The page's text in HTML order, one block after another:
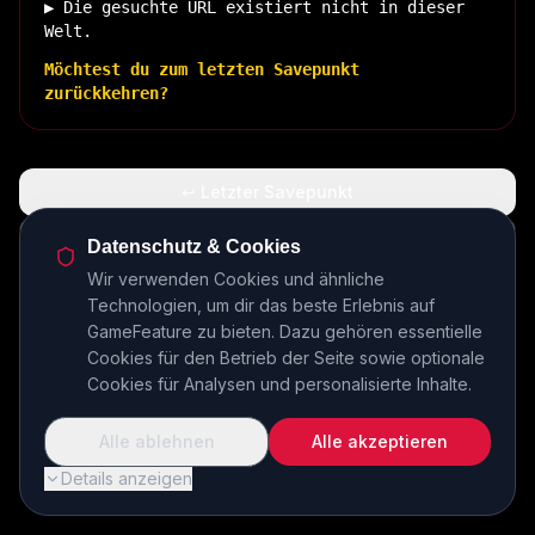
▶ Die gesuchte URL existiert nicht in dieser
Welt.
Möchtest du zum letzten Savepunkt
zurückkehren?
🏠 Zurück zur Basis
INSERT COIN TO CONTINUE...
Datenschutz & Cookies
Wir verwenden Cookies und ähnliche
Technologien, um dir das beste Erlebnis auf
GameFeature zu bieten. Dazu gehören essentielle
Cookies für den Betrieb der Seite sowie optionale
Cookies für Analysen und personalisierte Inhalte.
Details anzeigen
Alle ablehnen Alle akzeptieren